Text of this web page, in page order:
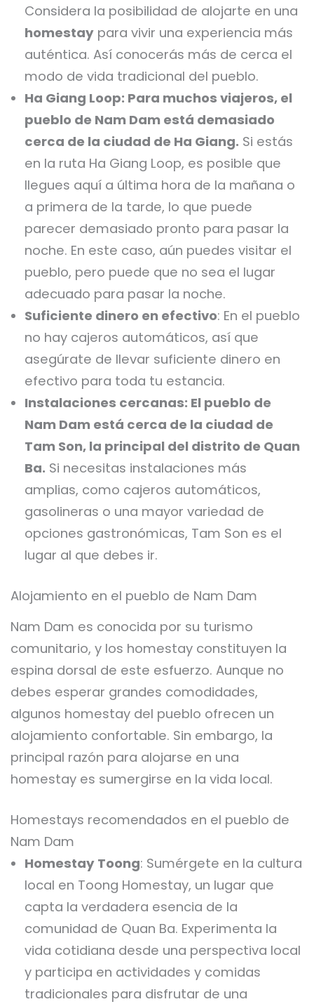
Considera la posibilidad de alojarte en una
homestay para vivir una experiencia más
auténtica. Así conocerás más de cerca el
modo de vida tradicional del pueblo.
Ha Giang Loop: Para muchos viajeros, el
pueblo de Nam Dam está demasiado
cerca de la ciudad de Ha Giang. Si estás
en la ruta Ha Giang Loop, es posible que
llegues aquí a última hora de la mañana o
a primera de la tarde, lo que puede
parecer demasiado pronto para pasar la
noche. En este caso, aún puedes visitar el
pueblo, pero puede que no sea el lugar
adecuado para pasar la noche.
Suficiente dinero en efectivo: En el pueblo
no hay cajeros automáticos, así que
asegúrate de llevar suficiente dinero en
efectivo para toda tu estancia.
Instalaciones cercanas: El pueblo de
Nam Dam está cerca de la ciudad de
Tam Son, la principal del distrito de Quan
Ba. Si necesitas instalaciones más
amplias, como cajeros automáticos,
gasolineras o una mayor variedad de
opciones gastronómicas, Tam Son es el
lugar al que debes ir.
Alojamiento en el pueblo de Nam Dam
Nam Dam es conocida por su turismo
comunitario, y los homestay constituyen la
espina dorsal de este esfuerzo. Aunque no
debes esperar grandes comodidades,
algunos homestay del pueblo ofrecen un
alojamiento confortable. Sin embargo, la
principal razón para alojarse en una
homestay es sumergirse en la vida local.
Homestays recomendados en el pueblo de
Nam Dam
Homestay Toong: Sumérgete en la cultura
local en Toong Homestay, un lugar que
capta la verdadera esencia de la
comunidad de Quan Ba. Experimenta la
vida cotidiana desde una perspectiva local
y participa en actividades y comidas
tradicionales para disfrutar de una